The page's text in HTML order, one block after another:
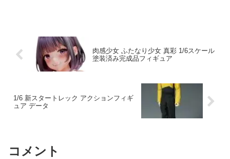
肉感少女 ふたなり少女 真彩 1/6スケール
塗装済み完成品フィギュア
1/6 新スタートレック アクションフィギ
ュア データ
コメント